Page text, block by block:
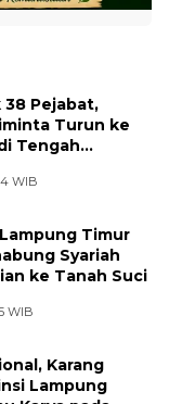
38 Pejabat,
Turun ke
Tengah
WIB
Timur
Syariah
ke Tanah Suci
WIB
Karang
Lampung